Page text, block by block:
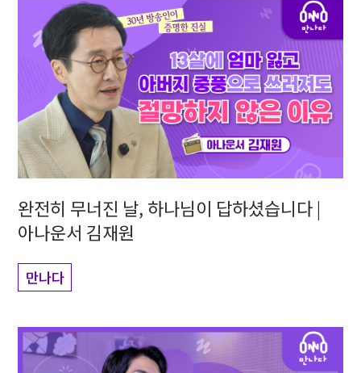
완전히 무너진 날, 하나님이 답하셨습니다 |
아나운서 김재원
만나다